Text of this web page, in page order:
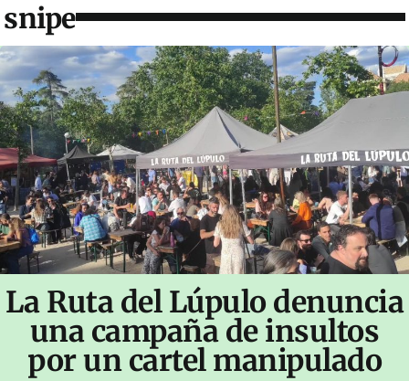
snipe
La Ruta del Lúpulo denuncia
una campaña de insultos
por un cartel manipulado